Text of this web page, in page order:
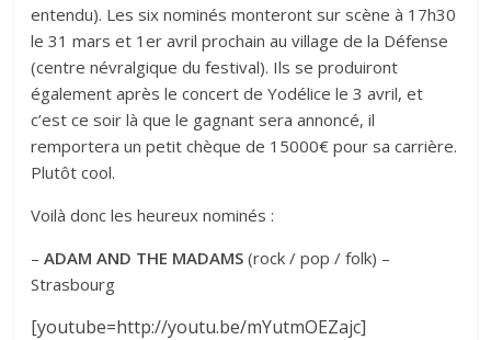
entendu). Les six nominés monteront sur scène à 17h30
le 31 mars et 1er avril prochain au village de la Défense
(centre névralgique du festival). Ils se produiront
également après le concert de Yodélice le 3 avril, et
c’est ce soir là que le gagnant sera annoncé, il
remportera un petit chèque de 15000€ pour sa carrière.
Plutôt cool.
Voilà donc les heureux nominés :
–ADAM AND THE MADAMS (rock / pop / folk) –
Strasbourg
[youtube=http://youtu.be/mYutmOEZajc]